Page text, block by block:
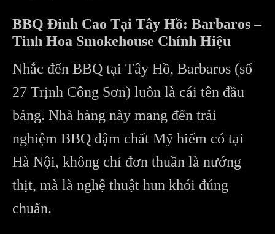
BBQ Đỉnh Cao Tại Tây Hồ: Barbaros –
Tinh Hoa Smokehouse Chính Hiệu
Nhắc đến BBQ tại Tây Hồ, Barbaros (số
27 Trịnh Công Sơn) luôn là cái tên đầu
bảng. Nhà hàng này mang đến trải
nghiệm BBQ đậm chất Mỹ hiếm có tại
Hà Nội, không chỉ đơn thuần là nướng
thịt, mà là nghệ thuật hun khói đúng
chuẩn.